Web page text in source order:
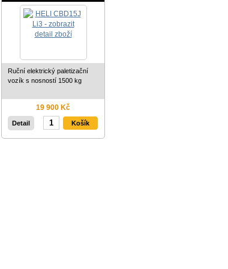
Ruční elektrický paletizační
vozík s nosností 1500 kg
19 900 Kč
Detail